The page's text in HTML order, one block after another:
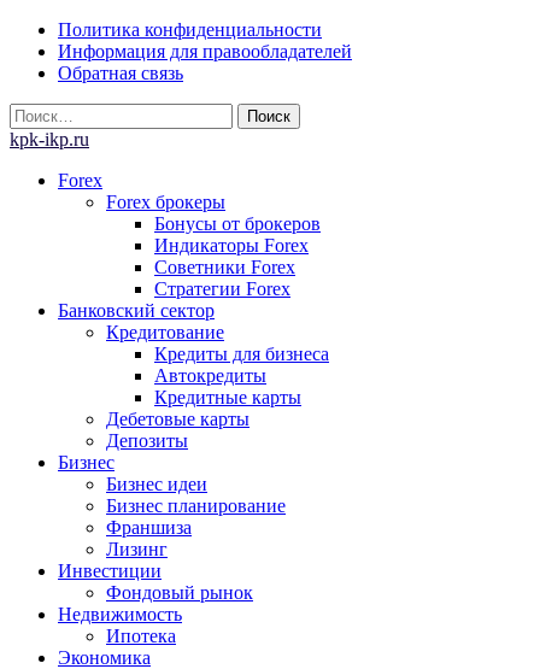
Skip
content
Политика конфиденциальности
Информация для правообладателей
Обратная связь
Найти:
kpk-ikp.ru
Forex
Forex брокеры
Бонусы от брокеров
Индикаторы Forex
Советники Forex
Стратегии Forex
Банковский сектор
Кредитование
Кредиты для бизнеса
Автокредиты
Кредитные карты
Дебетовые карты
Депозиты
Бизнес
Бизнес идеи
Бизнес планирование
Франшиза
Лизинг
Инвестиции
Фондовый рынок
Недвижимость
Ипотека
Экономика